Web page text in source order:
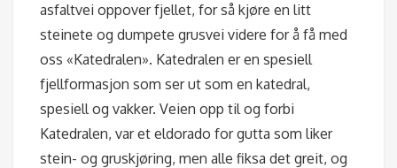
asfaltvei oppover fjellet, for så kjøre en litt
steinete og dumpete grusvei videre for å få med
oss «Katedralen». Katedralen er en spesiell
fjellformasjon som ser ut som en katedral,
spesiell og vakker. Veien opp til og forbi
Katedralen, var et eldorado for gutta som liker
stein- og gruskjøring, men alle fiksa det greit, og